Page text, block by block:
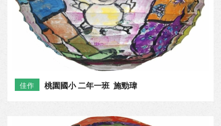
佳作 桃園國小 二年一班 施勁瑋